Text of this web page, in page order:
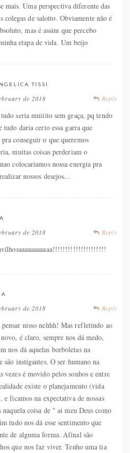
mais. Uma perspectiva diferente das
colegas de salotto. Obviamente não é
mas é assim que percebo
etapa de vida. Um beijo
TISSI
Reply
de 2018
tudo seria muiiito sem graça, pq tendo
tudo daria certo essa garra que
conseguir o que queremos
muitas coisas perderiam o
colocariamos nossa energia pra
nossos desejos...
Reply
de 2018
Reply
de 2018
nisso nehhh! Mas refletindo ao
é claro, sempre nos dá medo,
nos dá aquelas borboletas na
são instigantes. O ser humano na
vezes é movido pelos sonhos e entre
existe o planejamento (vida
e ficamos na expectativa de nossas
naquela coisa de " ai meu Deus como
tudo nos dá esse sentimento que
de alguma forma. Afinal são
que nos faz viver. Tenho uma tia